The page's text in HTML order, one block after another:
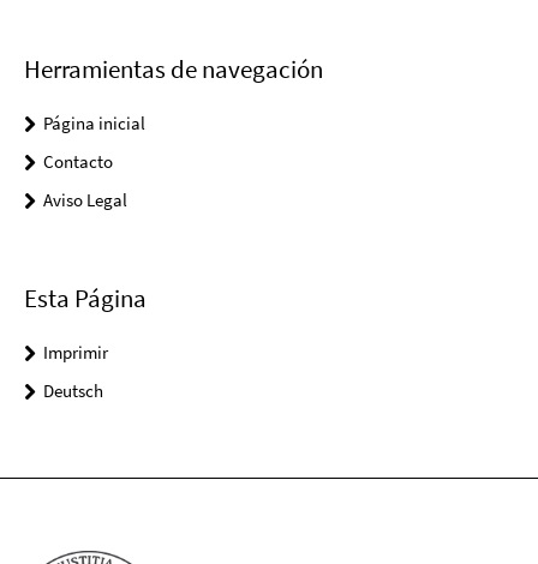
Herramientas de navegación
Página inicial
Contacto
Aviso Legal
Esta Página
Imprimir
Deutsch